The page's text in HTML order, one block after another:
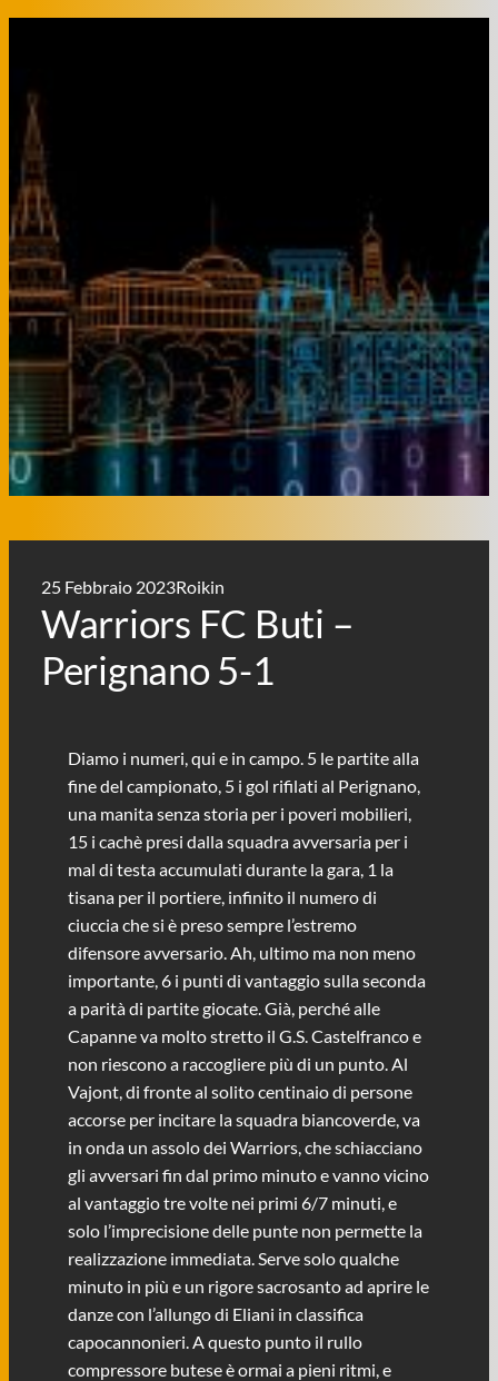
25 Febbraio 2023Roikin
Warriors FC Buti –
Perignano 5-1
Diamo i numeri, qui e in campo. 5 le partite alla
fine del campionato, 5 i gol rifilati al Perignano,
una manita senza storia per i poveri mobilieri,
15 i cachè presi dalla squadra avversaria per i
mal di testa accumulati durante la gara, 1 la
tisana per il portiere, infinito il numero di
ciuccia che si è preso sempre l’estremo
difensore avversario. Ah, ultimo ma non meno
importante, 6 i punti di vantaggio sulla seconda
a parità di partite giocate. Già, perché alle
Capanne va molto stretto il G.S. Castelfranco e
non riescono a raccogliere più di un punto. Al
Vajont, di fronte al solito centinaio di persone
accorse per incitare la squadra biancoverde, va
in onda un assolo dei Warriors, che schiacciano
gli avversari fin dal primo minuto e vanno vicino
al vantaggio tre volte nei primi 6/7 minuti, e
solo l’imprecisione delle punte non permette la
realizzazione immediata. Serve solo qualche
minuto in più e un rigore sacrosanto ad aprire le
danze con l’allungo di Eliani in classifica
capocannonieri. A questo punto il rullo
compressore butese è ormai a pieni ritmi, e